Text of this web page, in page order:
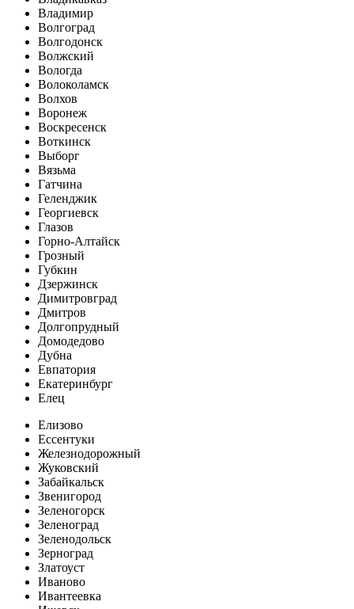
Владимир
Волгоград
Волгодонск
Волжский
Вологда
Волоколамск
Волхов
Воронеж
Воскресенск
Воткинск
Выборг
Вязьма
Гатчина
Геленджик
Георгиевск
Глазов
Горно-Алтайск
Грозный
Губкин
Дзержинск
Димитровград
Дмитров
Долгопрудный
Домодедово
Дубна
Евпатория
Екатеринбург
Елец
Елизово
Ессентуки
Железнодорожный
Жуковский
Забайкальск
Звенигород
Зеленогорск
Зеленоград
Зеленодольск
Зерноград
Златоуст
Иваново
Ивантеевка